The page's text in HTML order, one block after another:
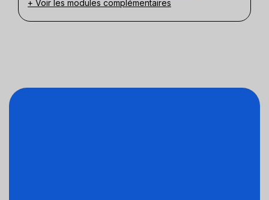
+ Voir les modules complémentaires